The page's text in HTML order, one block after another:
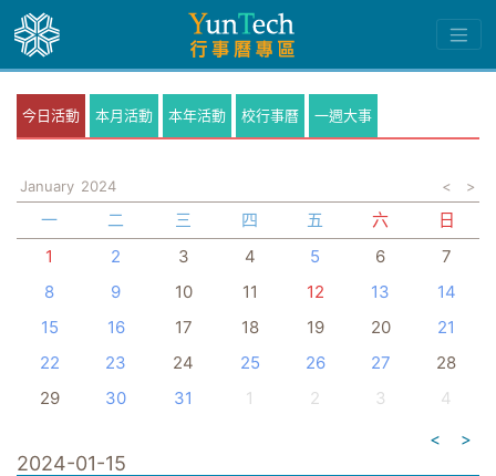
今日活動 本月活動 本年活動 校行事曆 一週大事
January 2024 < >
一 二 三 四 五 六
日
1
2 3 4 5 6
7
8
9 10 11 12 13
14
15
16 17 18 19 20
21
22
23 24 25 26 27
28
29
30 31 1 2 3
4
<
>
2024-01-15